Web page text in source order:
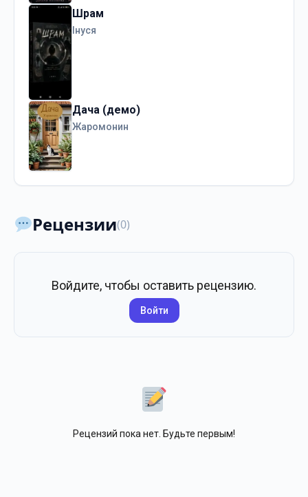
Шрам
Інуся
Дача (демо)
Жаромонин
Рецензии(0)
Войдите, чтобы оставить рецензию.
Войти
Рецензий пока нет. Будьте первым!